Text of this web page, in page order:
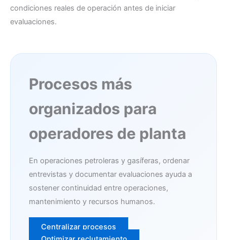
condiciones reales de operación antes de iniciar
evaluaciones.
Procesos más
organizados para
operadores de planta
En operaciones petroleras y gasíferas, ordenar
entrevistas y documentar evaluaciones ayuda a
sostener continuidad entre operaciones,
mantenimiento y recursos humanos.
Centralizar procesos